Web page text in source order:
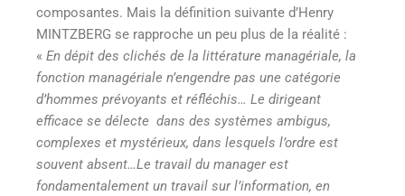
composantes. Mais la définition suivante d’Henry
MINTZBERG se rapproche un peu plus de la réalité :
« En dépit des clichés de la littérature managériale, la
fonction managériale n’engendre pas une catégorie
d’hommes prévoyants et réfléchis… Le dirigeant
efficace se délecte dans des systèmes ambigus,
complexes et mystérieux, dans lesquels l’ordre est
souvent absent…Le travail du manager est
fondamentalement un travail sur l’information, en